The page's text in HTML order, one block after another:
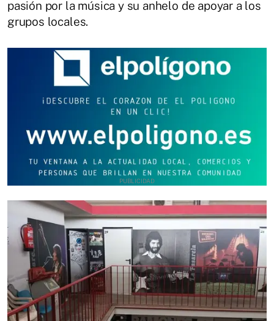
pasión por la música y su anhelo de apoyar a los
grupos locales.